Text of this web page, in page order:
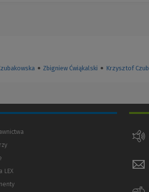
● Zbigniew Ćwiąkalski ● Krzysztof Czub
LEX